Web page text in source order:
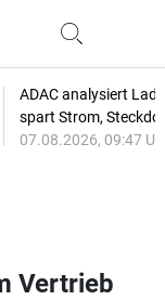
ADAC analysiert
spart Strom,
07.08.2026, 09:47
Vertrieb